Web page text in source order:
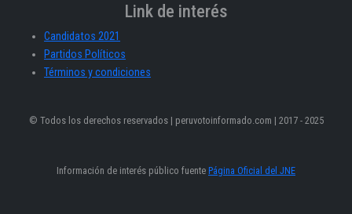
Link de interés
Candidatos 2021
Partidos Políticos
Términos y condiciones
© Todos los derechos reservados | peruvotoinformado.com | 2017 - 2025
Información de interés público fuente Página Oficial del JNE